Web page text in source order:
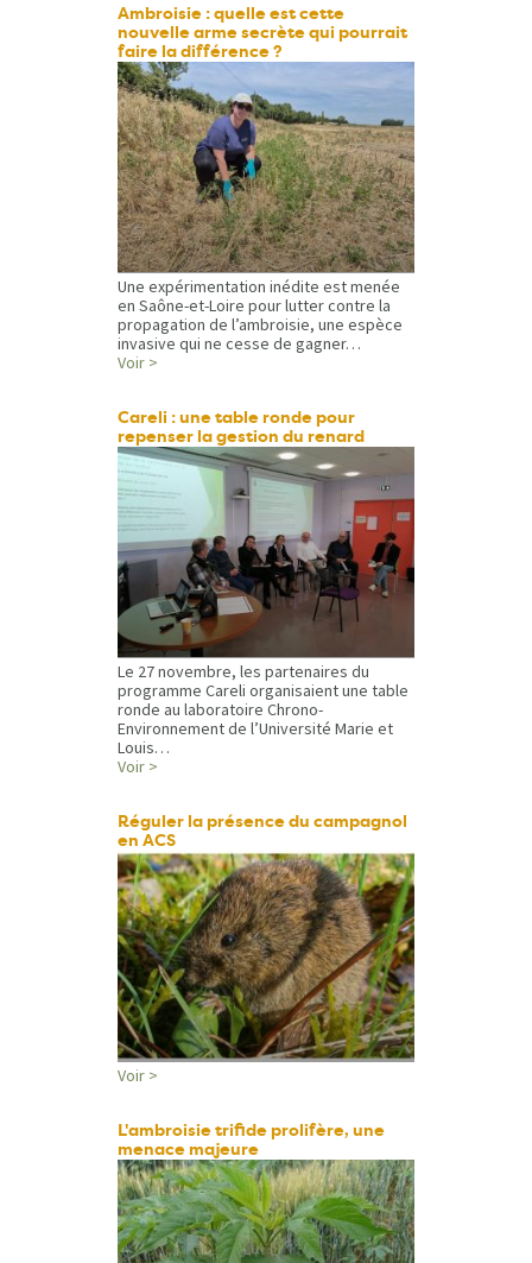
Ambroisie : quelle est cette
nouvelle arme secrète qui pourrait
faire la différence ?
Une expérimentation inédite est menée
en Saône-et-Loire pour lutter contre la
propagation de l’ambroisie, une espèce
invasive qui ne cesse de gagner…
Voir >
Careli : une table ronde pour
repenser la gestion du renard
Le 27 novembre, les partenaires du
programme Careli organisaient une table
ronde au laboratoire Chrono-
Environnement de l’Université Marie et
Louis…
Voir >
Réguler la présence du campagnol
en ACS
Voir >
L'ambroisie trifide prolifère, une
menace majeure